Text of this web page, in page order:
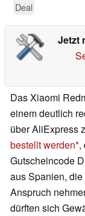
Deal
Jetzt
Das Xiaomi
einem deutlich
über AliExpress
bestellt werden ,
Gutscheincode
aus Spanien,
Anspruch
dürften sich